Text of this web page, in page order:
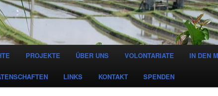
PROJEKTE ÜBER UNS VOLONTARIATE IN DEN
LINKS KONTAKT SPENDEN